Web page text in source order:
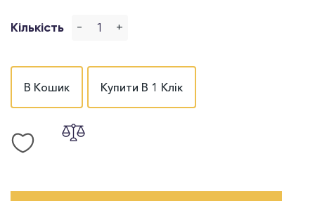
Кількість - +
В Кошик Купити В 1 Клік